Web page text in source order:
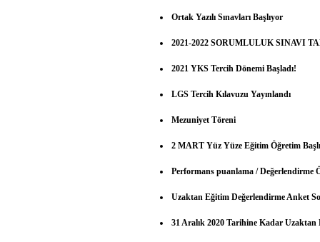
Ortak Yazılı Sınavları Başlıyor
2021-2022 SORUMLULUK SINAVI
2021 YKS Tercih Dönemi Başladı!
LGS Tercih Kılavuzu Yayınlandı
Mezuniyet Töreni
2 MART Yüz Yüze Eğitim Öğretim
Performans puanlama / Değerlendirme
Uzaktan Eğitim Değerlendirme Anket
31 Aralık 2020 Tarihine Kadar Uzaktan